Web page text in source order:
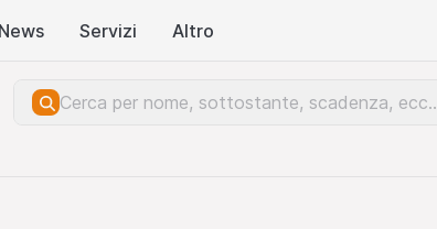
News Servizi Altro